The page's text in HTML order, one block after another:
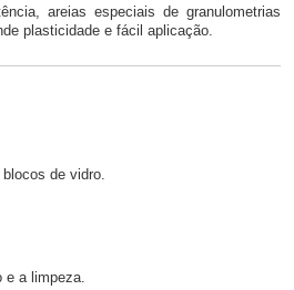
areias especiais de granulometrias
plasticidade e fácil aplicação.
de vidro.
e a limpeza.